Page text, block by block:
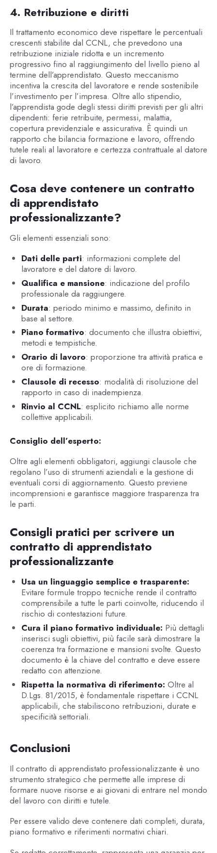
4. Retribuzione e diritti
Il trattamento economico deve rispettare le percentuali
crescenti stabilite dal CCNL, che prevedono una
retribuzione iniziale ridotta e un incremento
progressivo fino al raggiungimento del livello pieno al
termine dell’apprendistato. Questo meccanismo
incentiva la crescita del lavoratore e rende sostenibile
l’investimento per l’impresa. Oltre allo stipendio,
l’apprendista gode degli stessi diritti previsti per gli altri
dipendenti: ferie retribuite, permessi, malattia,
copertura previdenziale e assicurativa. È quindi un
rapporto che bilancia formazione e lavoro, offrendo
tutele reali al lavoratore e certezza contrattuale al datore
di lavoro.
Cosa deve contenere un contratto
di apprendistato
professionalizzante?
Gli elementi essenziali sono:
Dati delle parti: informazioni complete del
lavoratore e del datore di lavoro.
Qualifica e mansione: indicazione del profilo
professionale da raggiungere.
Durata: periodo minimo e massimo, definito in
base al settore.
Piano formativo: documento che illustra obiettivi,
metodi e tempistiche.
Orario di lavoro: proporzione tra attività pratica e
ore di formazione.
Clausole di recesso: modalità di risoluzione del
rapporto in caso di inadempienza.
Rinvio al CCNL: esplicito richiamo alle norme
collettive applicabili.
Consiglio dell’esperto:
Oltre agli elementi obbligatori, aggiungi clausole che
regolano l’uso di strumenti aziendali e la gestione di
eventuali corsi di aggiornamento. Questo previene
incomprensioni e garantisce maggiore trasparenza tra
le parti.
Consigli pratici per scrivere un
contratto di apprendistato
professionalizzante
Usa un linguaggio semplice e trasparente:
Evitare formule troppo tecniche rende il contratto
comprensibile a tutte le parti coinvolte, riducendo il
rischio di contestazioni future.
Cura il piano formativo individuale: Più dettagli
inserisci sugli obiettivi, più facile sarà dimostrare la
coerenza tra formazione e mansioni svolte. Questo
documento è la chiave del contratto e deve essere
redatto con attenzione.
Rispetta la normativa di riferimento: Oltre al
D.Lgs. 81/2015, è fondamentale rispettare i CCNL
applicabili, che stabiliscono retribuzioni, durate e
specificità settoriali.
Conclusioni
Il contratto di apprendistato professionalizzante è uno
strumento strategico che permette alle imprese di
formare nuove risorse e ai giovani di entrare nel mondo
del lavoro con diritti e tutele.
Per essere valido deve contenere dati completi, durata,
piano formativo e riferimenti normativi chiari.